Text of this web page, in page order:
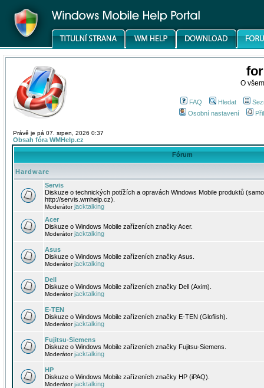
O
FAQ Hledat
Osobní nastavení
Právě je pá 07. srpen, 2026 0:37
Obsah fóra WMHelp.cz
Fórum
Hardware
Servis
Diskuze o technických potížích a opravách Windows Mobile produktů
http://servis.wmhelp.cz).
Moderátorjacktalking
Acer
Diskuze o Windows Mobile zařízeních značky Acer.
Moderátorjacktalking
Asus
Diskuze o Windows Mobile zařízeních značky Asus.
Moderátorjacktalking
Dell
Diskuze o Windows Mobile zařízeních značky Dell (Axim).
Moderátorjacktalking
E-TEN
Diskuze o Windows Mobile zařízeních značky E-TEN (Glofiish).
Moderátorjacktalking
Fujitsu-Siemens
Diskuze o Windows Mobile zařízeních značky Fujitsu-Siemens.
Moderátorjacktalking
HP
Diskuze o Windows Mobile zařízeních značky HP (iPAQ).
Moderátorjacktalking